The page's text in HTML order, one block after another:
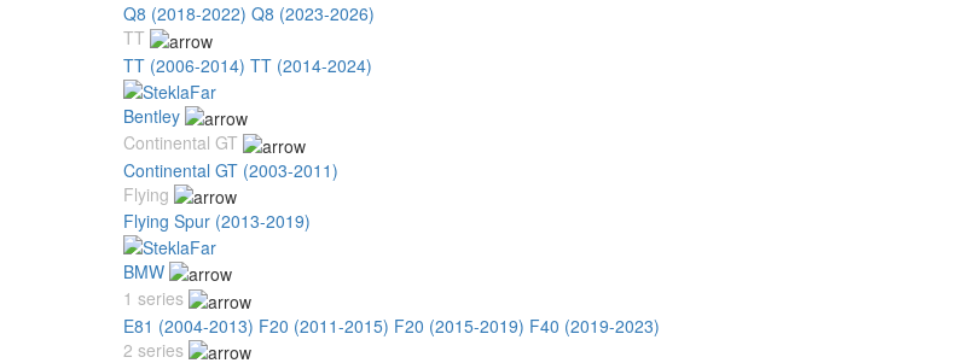
Q8 (2018-2022) Q8 (2023-2026)
TT
TT (2006-2014) TT (2014-2024)
Bentley
Continental GT
Continental GT (2003-2011)
Flying
Flying Spur (2013-2019)
BMW
1 series
E81 (2004-2013) F20 (2011-2015) F20 (2015-2019) F40 (2019-2023)
2 series